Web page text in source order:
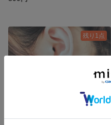
残り1点